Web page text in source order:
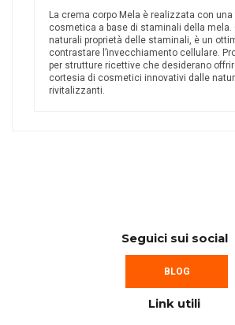
La crema corpo Mela è realizzata con
cosmetica a base di staminali della mela.
naturali proprietà delle staminali, è un
contrastare l’invecchiamento cellulare.
per strutture ricettive che desiderano
cortesia di cosmetici innovativi dalle
rivitalizzanti.
Seguici sui social
BLOG
Link utili